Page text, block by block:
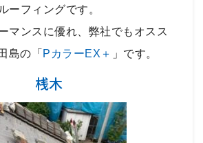
ルーフィングです。
マンスに優れ、弊社でもオスス
島の「 PカラーEX＋ 」です。
桟木